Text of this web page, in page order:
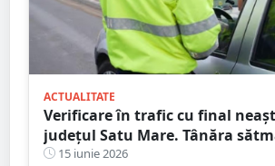
ACTUALITATE
Verificare în trafic cu final
județul Satu Mare. Tânăra
ani) s-a ales cu dosar penal
15 iunie 2026